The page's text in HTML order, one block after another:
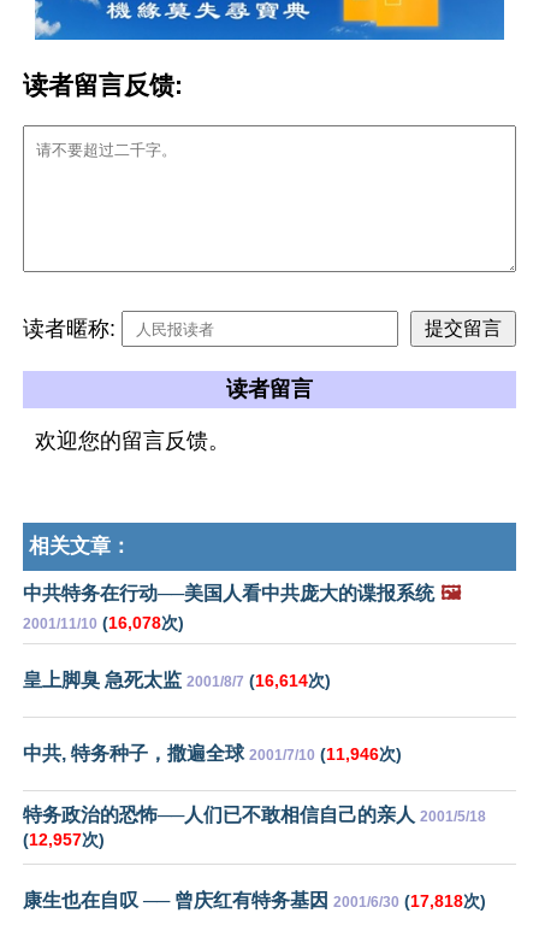
读者留言反馈:
读者暱称:
读者留言
欢迎您的留言反馈。
相关文章：
中共特务在行动──美国人看中共庞大的谍报系统 🖼️
2001/11/10 (16,078次)
皇上脚臭 急死太监 2001/8/7 (16,614次)
中共, 特务种子，撒遍全球 2001/7/10 (11,946次)
特务政治的恐怖──人们已不敢相信自己的亲人 2001/5/18
(12,957次)
康生也在自叹 ── 曾庆红有特务基因 2001/6/30 (17,818次)